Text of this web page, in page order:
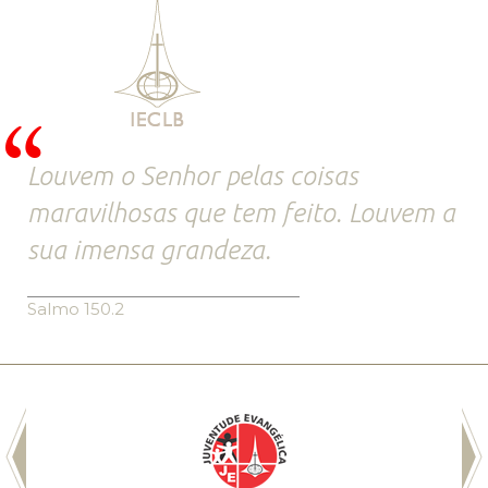
Louvem o Senhor pelas coisas
maravilhosas que tem feito. Louvem a
sua imensa grandeza.
Salmo 150.2